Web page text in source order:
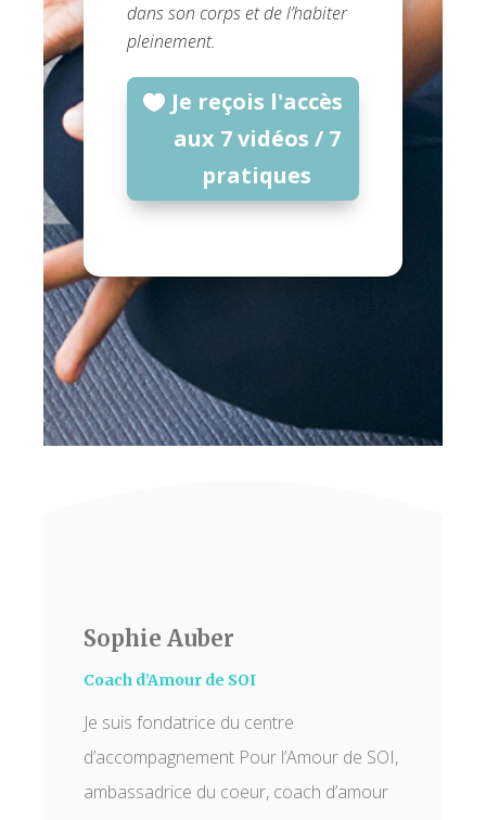
dans son corps et de l’habiter
pleinement.
Je reçois l'accès
aux 7 vidéos / 7
pratiques
Sophie Auber
Coach d’Amour de SOI
Je suis fondatrice du centre
d’accompagnement Pour l’Amour de SOI,
ambassadrice du coeur, coach d’amour